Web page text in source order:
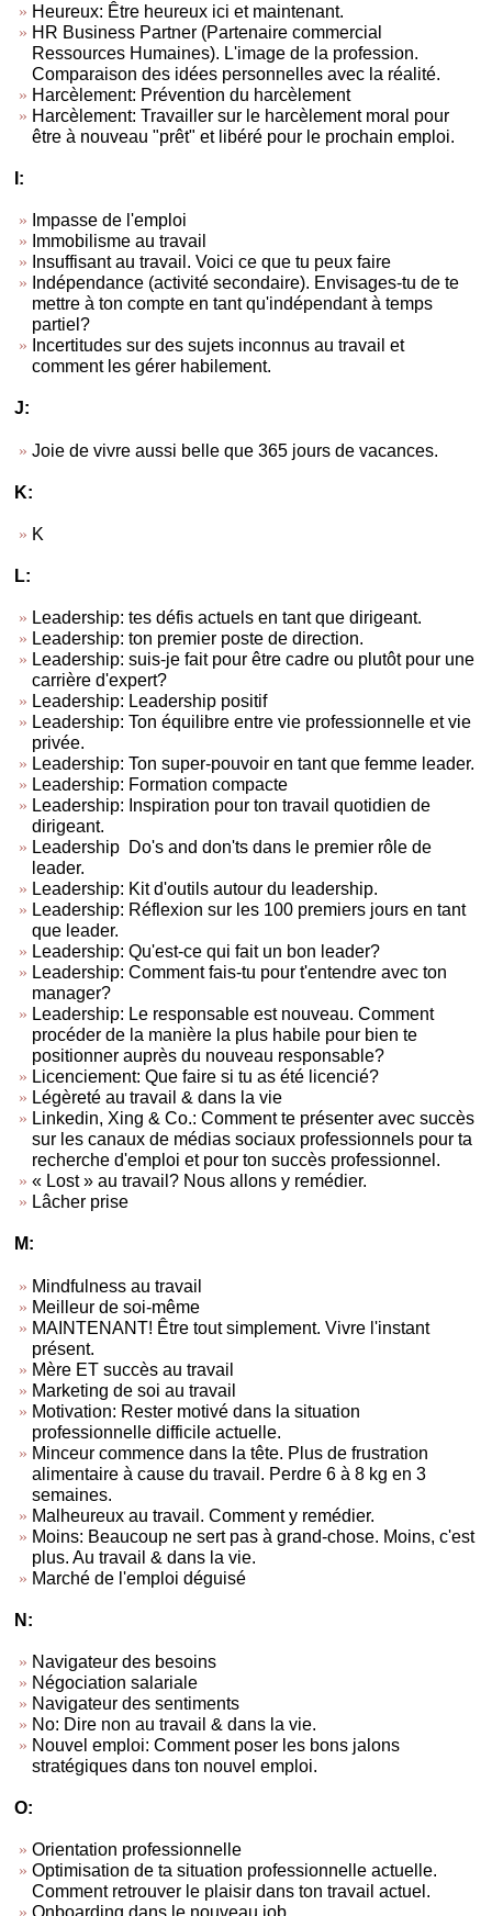
Heureux: Être heureux ici et maintenant.
HR Business Partner (Partenaire commercial
Ressources Humaines). L'image de la profession.
Comparaison des idées personnelles avec la réalité.
Harcèlement: Prévention du harcèlement
Harcèlement: Travailler sur le harcèlement moral pour
être à nouveau "prêt" et libéré pour le prochain emploi.
I:
Impasse de l'emploi
Immobilisme au travail
Insuffisant au travail. Voici ce que tu peux faire
Indépendance (activité secondaire). Envisages-tu de te
mettre à ton compte en tant qu'indépendant à temps
partiel?
Incertitudes sur des sujets inconnus au travail et
comment les gérer habilement.
J:
Joie de vivre aussi belle que 365 jours de vacances.
K:
K
L:
Leadership: tes défis actuels en tant que dirigeant.
Leadership: ton premier poste de direction.
Leadership: suis-je fait pour être cadre ou plutôt pour une
carrière d'expert?
Leadership: Leadership positif
Leadership: Ton équilibre entre vie professionnelle et vie
privée.
Leadership: Ton super-pouvoir en tant que femme leader.
Leadership: Formation compacte
Leadership: Inspiration pour ton travail quotidien de
dirigeant.
Leadership Do's and don'ts dans le premier rôle de
leader.
Leadership: Kit d'outils autour du leadership.
Leadership: Réflexion sur les 100 premiers jours en tant
que leader.
Leadership: Qu'est-ce qui fait un bon leader?
Leadership: Comment fais-tu pour t'entendre avec ton
manager?
Leadership: Le responsable est nouveau. Comment
procéder de la manière la plus habile pour bien te
positionner auprès du nouveau responsable?
Licenciement: Que faire si tu as été licencié?
Légèreté au travail & dans la vie
Linkedin, Xing & Co.: Comment te présenter avec succès
sur les canaux de médias sociaux professionnels pour ta
recherche d'emploi et pour ton succès professionnel.
« Lost » au travail? Nous allons y remédier.
Lâcher prise
M:
Mindfulness au travail
Meilleur de soi-même
MAINTENANT! Être tout simplement. Vivre l'instant
présent.
Mère ET succès au travail
Marketing de soi au travail
Motivation: Rester motivé dans la situation
professionnelle difficile actuelle.
Minceur commence dans la tête. Plus de frustration
alimentaire à cause du travail. Perdre 6 à 8 kg en 3
semaines.
Malheureux au travail. Comment y remédier.
Moins: Beaucoup ne sert pas à grand-chose. Moins, c'est
plus. Au travail & dans la vie.
Marché de l'emploi déguisé
N:
Navigateur des besoins
Négociation salariale
Navigateur des sentiments
No: Dire non au travail & dans la vie.
Nouvel emploi: Comment poser les bons jalons
stratégiques dans ton nouvel emploi.
O:
Orientation professionnelle
Optimisation de ta situation professionnelle actuelle.
Comment retrouver le plaisir dans ton travail actuel.